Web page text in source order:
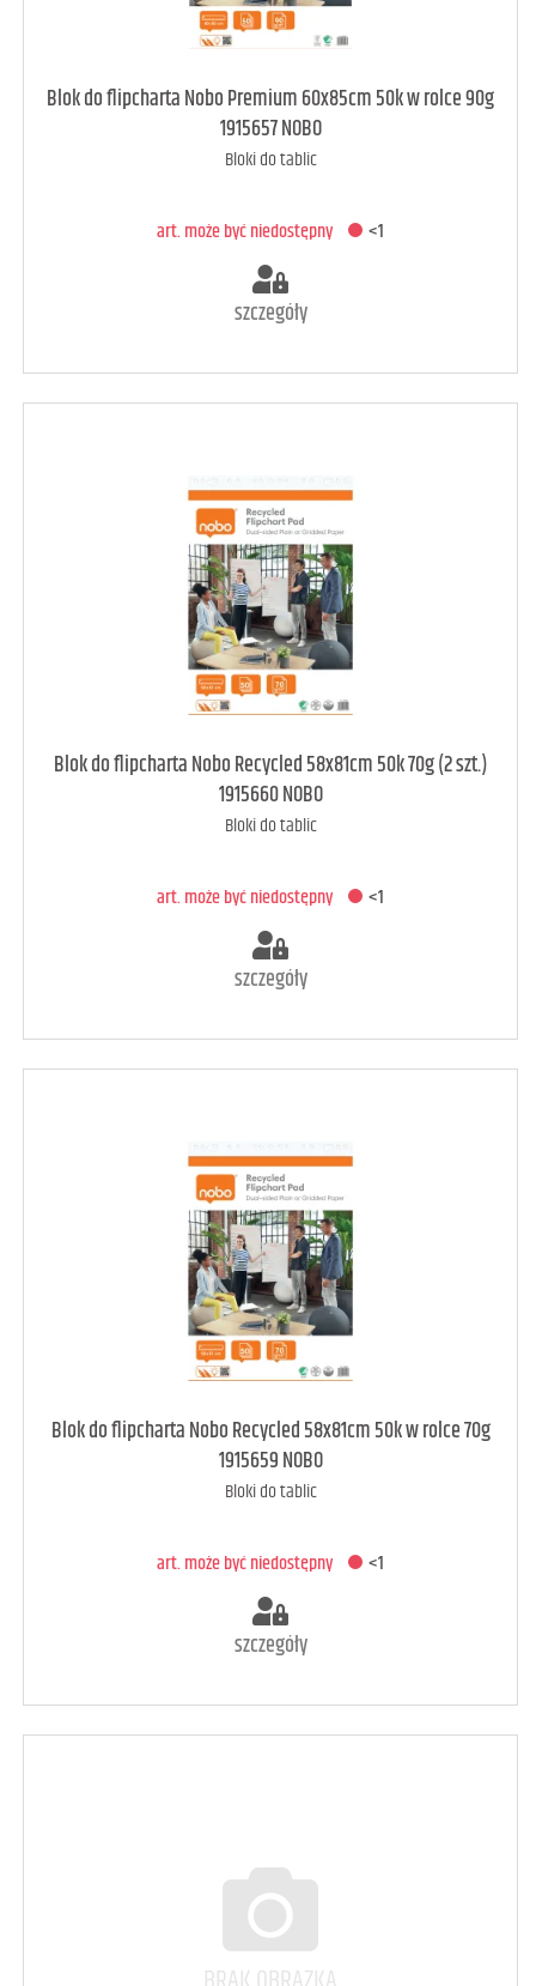
art. może być niedostępny <1
Blok do flipcharta Nobo Premium 60x85cm 50k w rolce 90g
1915657 NOBO
Bloki do tablic
art. może być niedostępny <1
szczegóły
art. może być niedostępny <1
Blok do flipcharta Nobo Recycled 58x81cm 50k 70g (2 szt.)
1915660 NOBO
Bloki do tablic
art. może być niedostępny <1
szczegóły
art. może być niedostępny <1
Blok do flipcharta Nobo Recycled 58x81cm 50k w rolce 70g
1915659 NOBO
Bloki do tablic
art. może być niedostępny <1
szczegóły